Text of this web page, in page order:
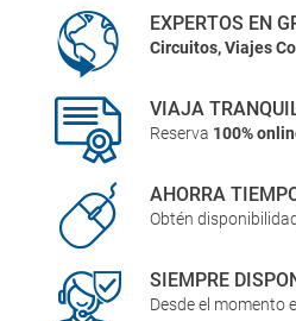
EXPERTOS EN
Circuitos, Viajes
VIAJA
Reserva 100%
AHORRA
Obtén
SIEMPRE
Desde el momento